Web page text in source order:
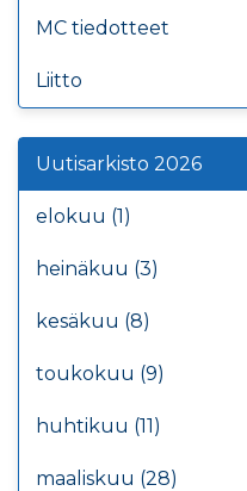
MC tiedotteet
Liitto
Uutisarkisto 2026
elokuu (1)
heinäkuu (3)
kesäkuu (8)
toukokuu (9)
huhtikuu (11)
maaliskuu (28)